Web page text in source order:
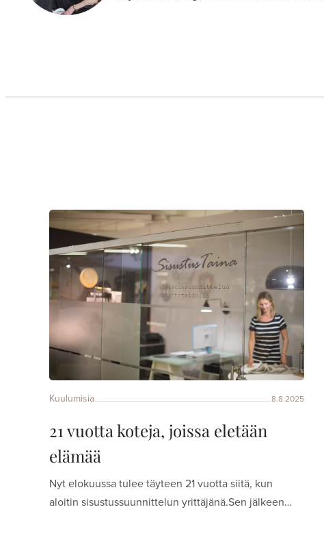
Kuulumisia 8.8.2025
21 vuotta koteja, joissa eletään
elämää
Nyt elokuussa tulee täyteen 21 vuotta siitä, kun
aloitin sisustussuunnittelun yrittäjänä.Sen jälkeen…